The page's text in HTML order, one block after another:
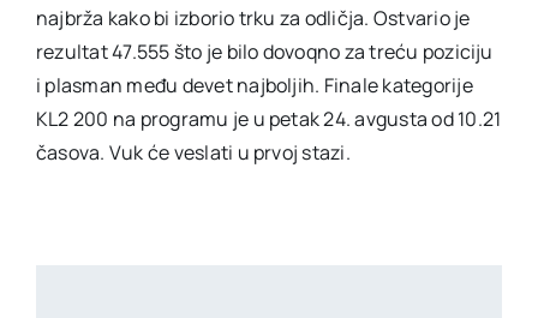
najbrža kako bi izborio trku za odličja. Ostvario je
rezultat 47.555 što je bilo dovoqno za treću poziciju
i plasman među devet najboljih. Finale kategorije
KL2 200 na programu je u petak 24. avgusta od 10.21
časova. Vuk će veslati u prvoj stazi.